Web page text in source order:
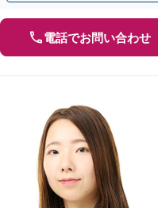
電話でお問い合わせ